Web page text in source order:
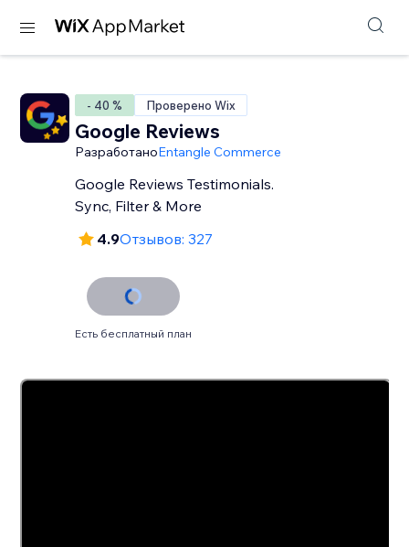
- 40 % Проверено Wix
Google Reviews
РазработаноEntangle Commerce
Google Reviews Testimonials.
Sync, Filter & More
4.9Отзывов: 327
Есть бесплатный план